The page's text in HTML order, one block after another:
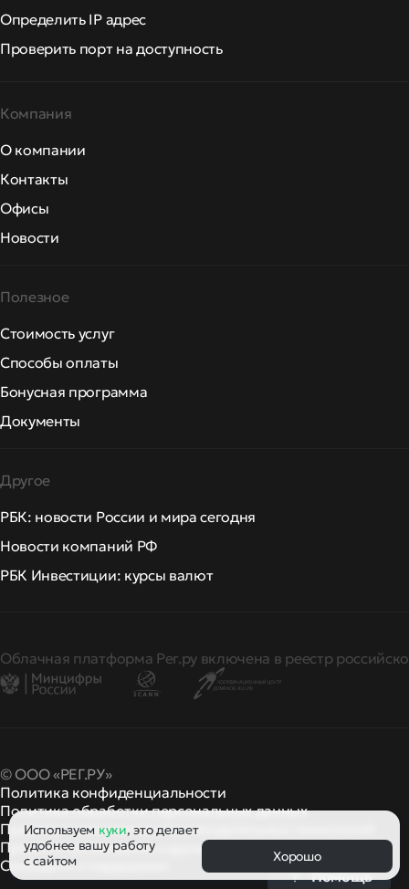
Определить IP адрес
Проверить порт на доступность
Компания
О компании
Контакты
Офисы
Новости
Полезное
Стоимость услуг
Способы оплаты
Бонусная программа
Документы
Другое
РБК: новости России и мира сегодня
Новости компаний РФ
РБК Инвестиции: курсы валют
Облачная платформа Рег.ру включена в реестр
© ООО «РЕГ.РУ»
Политика конфиденциальности
Политика обработки персональных данных
Правила применения рекомендательных технологий
Правила пользованияи другие
правила и политики
Сообщить о нарушении
Используем куки, это делает
удобнее вашу работу
с сайтом
Хорошо
Помощь